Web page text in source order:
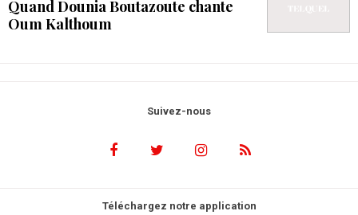
Quand Dounia Boutazoute chante
Oum Kalthoum
Suivez-nous
Téléchargez notre application